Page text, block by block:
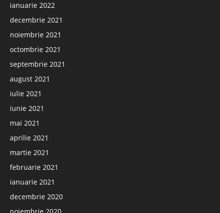
ianuarie 2022
decembrie 2021
noiembrie 2021
octombrie 2021
septembrie 2021
august 2021
iulie 2021
iunie 2021
mai 2021
aprilie 2021
martie 2021
februarie 2021
ianuarie 2021
decembrie 2020